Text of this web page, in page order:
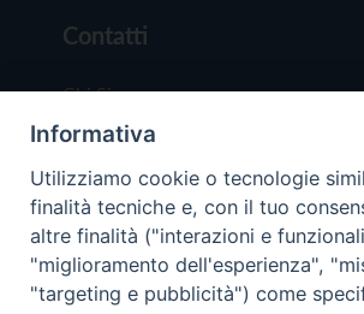
Contatti
Chi Siamo
Redazione
Scrivici
Informativa
Utilizziamo cookie o tecnologie
finalità tecniche e, con il tuo
altre finalità ("interazioni e
"miglioramento dell'esperienza",
"targeting e pubblicità") come